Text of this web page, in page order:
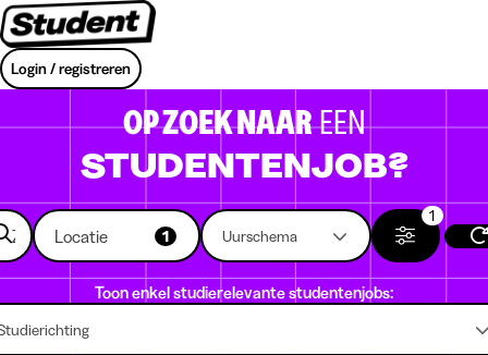
Login / registreren
OP ZOEK NAAREEN
STUDENTENJOB?
Locatie 1 Uurschema
1
Toon enkel studierelevante studentenjobs: